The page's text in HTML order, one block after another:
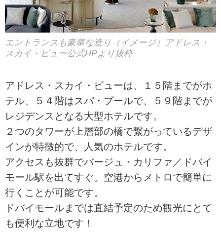
エントランスも豪華な造り（イメージ）アドレス・
スカイ・ビュー公式HPより抜粋
アドレス・スカイ・ビューは、１５階までがホ
テル、５４階はスパ・プールで、５９階までが
レジデンスとなる大型ホテルです。
２つのタワーが上層部の橋で繋がっているデザ
インが特徴的で、人気のホテルです。
アクセスも抜群でバージュ・カリファ／ドバイ
モール駅を出てすぐ。空港からメトロで簡単に
行くことが可能です。
ドバイモールまでは直結予定のため観光にとて
も便利な立地です！